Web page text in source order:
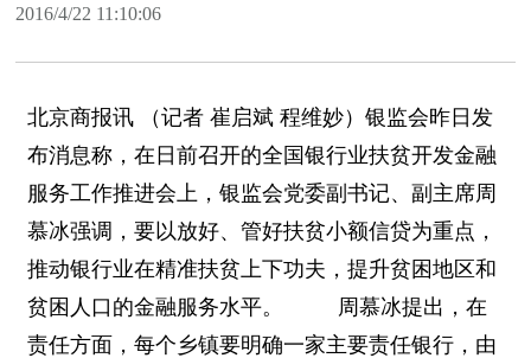
2016/4/22 11:10:06
北京商报讯 （记者 崔启斌 程维妙）银监会昨日发
布消息称，在日前召开的全国银行业扶贫开发金融
服务工作推进会上，银监会党委副书记、副主席周
慕冰强调，要以放好、管好扶贫小额信贷为重点，
推动银行业在精准扶贫上下功夫，提升贫困地区和
贫困人口的金融服务水平。 周慕冰提出，在
责任方面，每个乡镇要明确一家主要责任银行，由